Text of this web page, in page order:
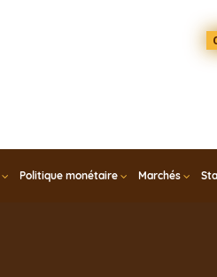
Politique monétaire Marchés